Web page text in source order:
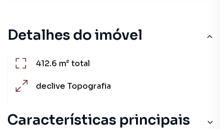
Detalhes do imóvel
412.6 m²total
declive Topografia
Características principais